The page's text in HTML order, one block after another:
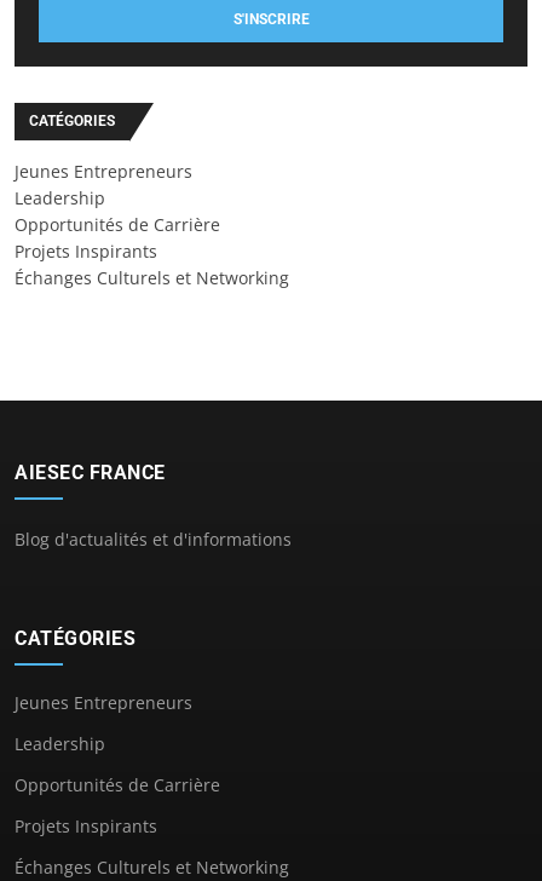
S'INSCRIRE
CATÉGORIES
Jeunes Entrepreneurs
Leadership
Opportunités de Carrière
Projets Inspirants
Échanges Culturels et Networking
AIESEC FRANCE
Blog d'actualités et d'informations
CATÉGORIES
Jeunes Entrepreneurs
Leadership
Opportunités de Carrière
Projets Inspirants
Échanges Culturels et Networking